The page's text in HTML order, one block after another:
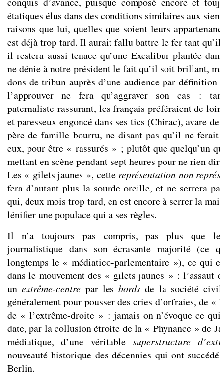
étatiques élus dans des conditions similaires aux
raisons que lui, quelles que soient leurs
est déjà trop tard. Il aurait fallu battre le fer tant
il restera aussi tenace qu’une Excalibur plantée
ne dénie à notre président le fait qu’il soit brillant,
dons de tribun auprès d’une audience par
l’approuver ne fera qu’aggraver son cas :
paternaliste rassurant, les français préféraient de
et paresseux engoncé dans ses tics (Chirac), avare
père de famille bourru, ne disant pas qu’il ne
eux, pour être « rassurés » ; plutôt que quelqu’un
mettant en scène pendant sept heures pour ne rien
Les « gilets jaunes », cette représentation non
fera d’autant plus la sourde oreille, et ne serrera
qui, deux mois trop tard, en est encore à serrer la
lénifier une populace qui a ses règles.
Il n’a toujours pas compris, pas plus que
journalistique dans son écrasante majorité
longtemps le « médiatico-parlementaire »), ce qui
dans le mouvement des « gilets jaunes » : l’assaut
unextrême-centre par lesbordsde la société
généralement pour pousser des cries d’orfraies, de
de « l’extrême-droite » : jamais on n’évoque ce
date, par la collusion étroite de la « Phynance » de
médiatique, d’une véritablesuperstructure
nouveauté historique des décennies qui ont
Berlin.